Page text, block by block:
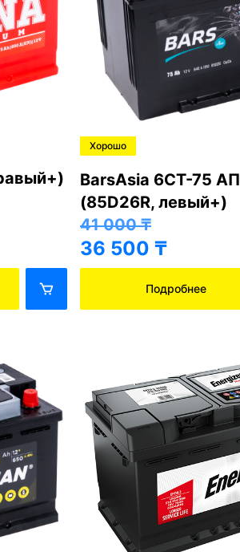
Хорошо
BarsAsia 6СТ-75
(85D26R, левый+)
41 000₸
36 500 ₸
Подробнее